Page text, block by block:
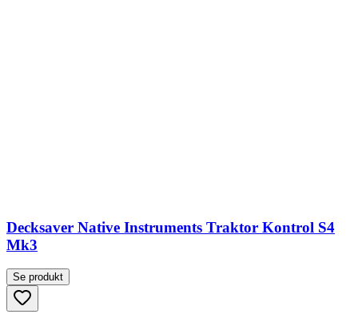
Decksaver Native Instruments Traktor Kontrol S4
Mk3
Se produkt